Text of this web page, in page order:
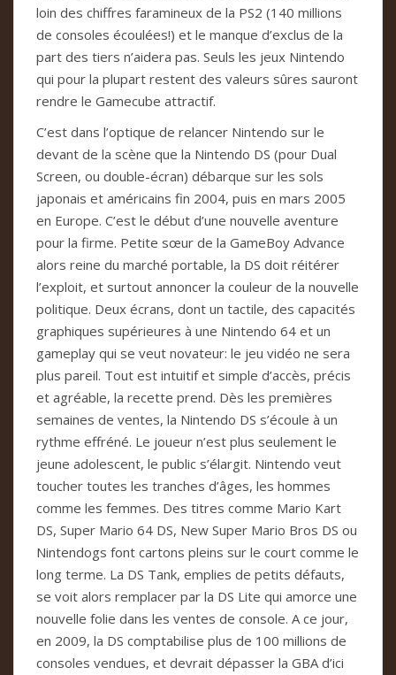
loin des chiffres faramineux de la PS2 (140 millions
de consoles écoulées!) et le manque d’exclus de la
part des tiers n’aidera pas. Seuls les jeux Nintendo
qui pour la plupart restent des valeurs sûres sauront
rendre le Gamecube attractif.
C’est dans l’optique de relancer Nintendo sur le
devant de la scène que la Nintendo DS (pour Dual
Screen, ou double-écran) débarque sur les sols
japonais et américains fin 2004, puis en mars 2005
en Europe. C’est le début d’une nouvelle aventure
pour la firme. Petite sœur de la GameBoy Advance
alors reine du marché portable, la DS doit réitérer
l’exploit, et surtout annoncer la couleur de la nouvelle
politique. Deux écrans, dont un tactile, des capacités
graphiques supérieures à une Nintendo 64 et un
gameplay qui se veut novateur: le jeu vidéo ne sera
plus pareil. Tout est intuitif et simple d’accès, précis
et agréable, la recette prend. Dès les premières
semaines de ventes, la Nintendo DS s’écoule à un
rythme effréné. Le joueur n’est plus seulement le
jeune adolescent, le public s’élargit. Nintendo veut
toucher toutes les tranches d’âges, les hommes
comme les femmes. Des titres comme Mario Kart
DS, Super Mario 64 DS, New Super Mario Bros DS ou
Nintendogs font cartons pleins sur le court comme le
long terme. La DS Tank, emplies de petits défauts,
se voit alors remplacer par la DS Lite qui amorce une
nouvelle folie dans les ventes de console. A ce jour,
en 2009, la DS comptabilise plus de 100 millions de
consoles vendues, et devrait dépasser la GBA d’ici